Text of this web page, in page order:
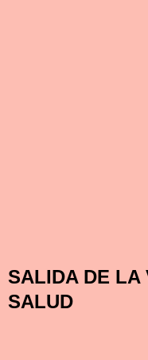
SALIDA DE LA
SALUD